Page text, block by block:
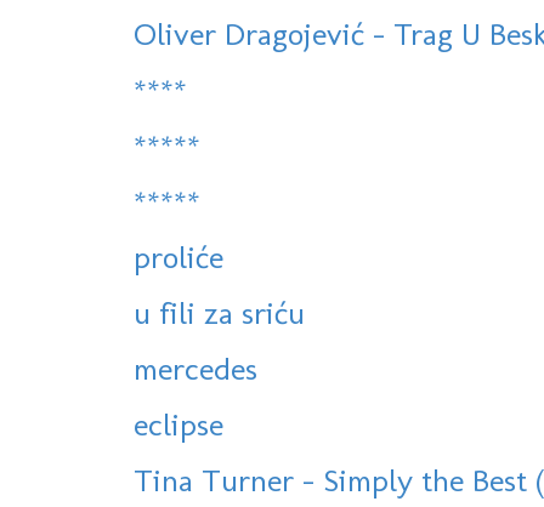
Oliver Dragojević - Trag U
****
*****
*****
proliće
u fili za sriću
mercedes
eclipse
Tina Turner - Simply the Best